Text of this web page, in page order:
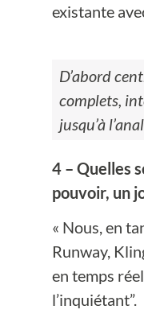
existante
D’abord
complets,
jusqu’à
4 – Quelles
pouvoir, un
« Nous, en
Runway,
en temps
l’inquiétant”.